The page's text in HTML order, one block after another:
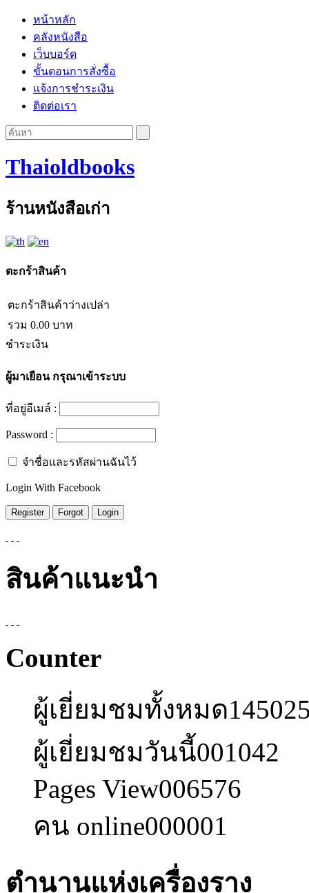
หน้าหลัก
คลังหนังสือ
เว็บบอร์ด
ขั้นตอนการสั่งซื้อ
แจ้งการชำระเงิน
ติดต่อเรา
Thaioldbooks
ร้านหนังสือเก่า
ตะกร้าสินค้า
ตะกร้าสินค้าว่างเปล่า
รวม 0.00 บาท
ชำระเงิน
ผู้มาเยือนกรุณาเข้าระบบ
ที่อยู่อีเมล์ :
Password :
จำชื่อและรหัสผ่านฉันไว้
Login With Facebook
สินค้าแนะนำ
Counter
ผู้เยี่ยมชมทั้งหมด
ผู้เยี่ยมชมวันนี้001042
Pages View006576
คน online000001
ตำนานแห่งเครื่องราง